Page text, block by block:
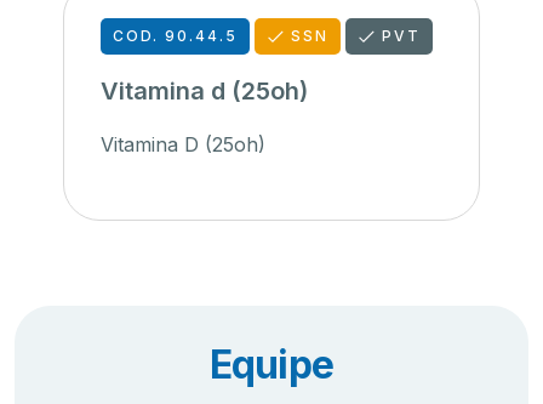
COD. 90.44.5 SSN PVT
Vitamina d (25oh)
Vitamina D (25oh)
Equipe